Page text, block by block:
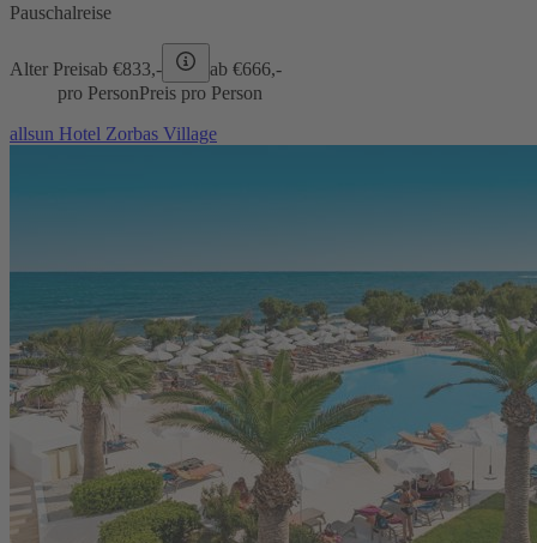
Pauschalreise
Alter Preisab €833,- ab €666,-
pro PersonPreis pro Person
allsun Hotel Zorbas Village